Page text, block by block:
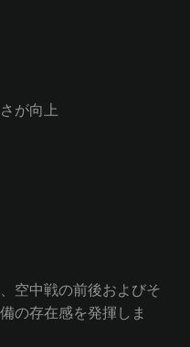
が向上
空中戦の前後およびそ
の存在感を発揮しま